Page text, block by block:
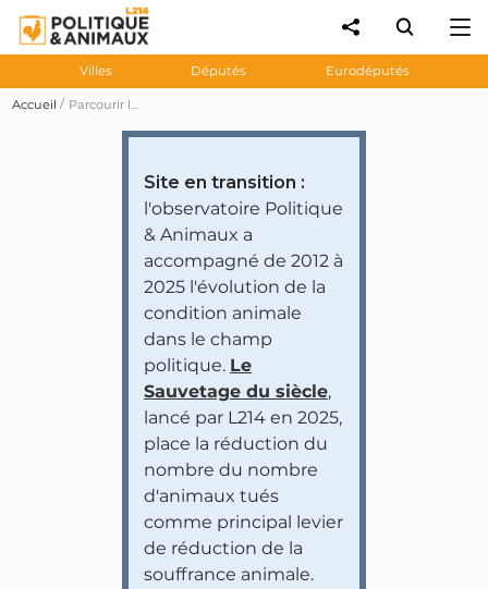
Villes Députés Eurodéputés
Accueil Parcourir les prises de position des personnalités et partis politiques
Site en transition :
l'observatoire Politique
& Animaux a
accompagné de 2012 à
2025 l'évolution de la
condition animale
dans le champ
politique. Le
Sauvetage du siècle,
lancé par L214 en 2025,
place la réduction du
nombre du nombre
d'animaux tués
comme principal levier
de réduction de la
souffrance animale.